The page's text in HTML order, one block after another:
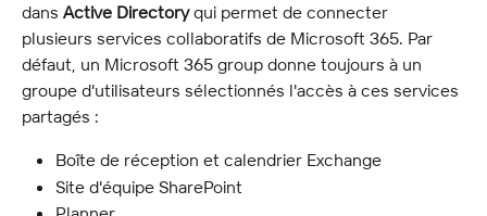
dans Active Directory qui permet de connecter
plusieurs services collaboratifs de Microsoft 365. Par
défaut, un Microsoft 365 group donne toujours à un
groupe d'utilisateurs sélectionnés l'accès à ces services
partagés :
Boîte de réception et calendrier Exchange
Site d'équipe SharePoint